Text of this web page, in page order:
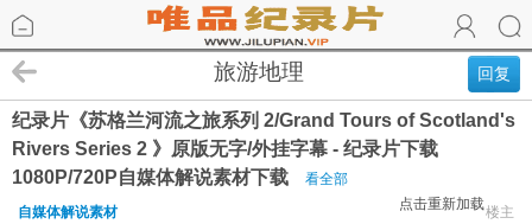
回复
旅游地理
纪录片《苏格兰河流之旅系列 2/Grand Tours of Scotland's
Rivers Series 2 》原版无字/外挂字幕 - 纪录片下载
1080P/720P自媒体解说素材下载
看全部
点击重新加载楼主
自媒体解说素材